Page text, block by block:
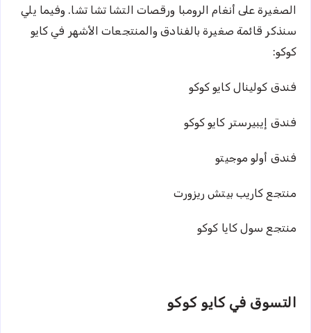
الصغيرة على أنغام الرومبا ورقصات التشا تشا تشا. وفيما يلي
سنذكر قائمة صغيرة بالفنادق والمنتجعات الأشهر في كايو
كوكو:
فندق كولينال كايو كوكو
فندق إيبيرستر كايو كوكو
فندق أولو موجيتو
منتجع كاريب بيتش ريزورت
منتجع سول كايا كوكو
التسوق في كايو كوكو